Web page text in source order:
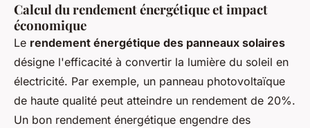
Calcul du rendement énergétique et impact
économique
Le rendement énergétique des panneaux solaires
désigne l'efficacité à convertir la lumière du soleil en
électricité. Par exemple, un panneau photovoltaïque
de haute qualité peut atteindre un rendement de 20%.
Un bon rendement énergétique engendre des